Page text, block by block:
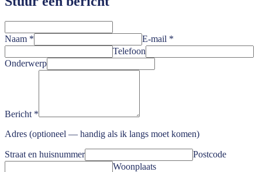
Naam * E-mail *
Telefoon
Onderwerp
Bericht *
Adres (optioneel — handig als ik langs moet komen)
Straat en huisnummer
Postcode
Woonplaats